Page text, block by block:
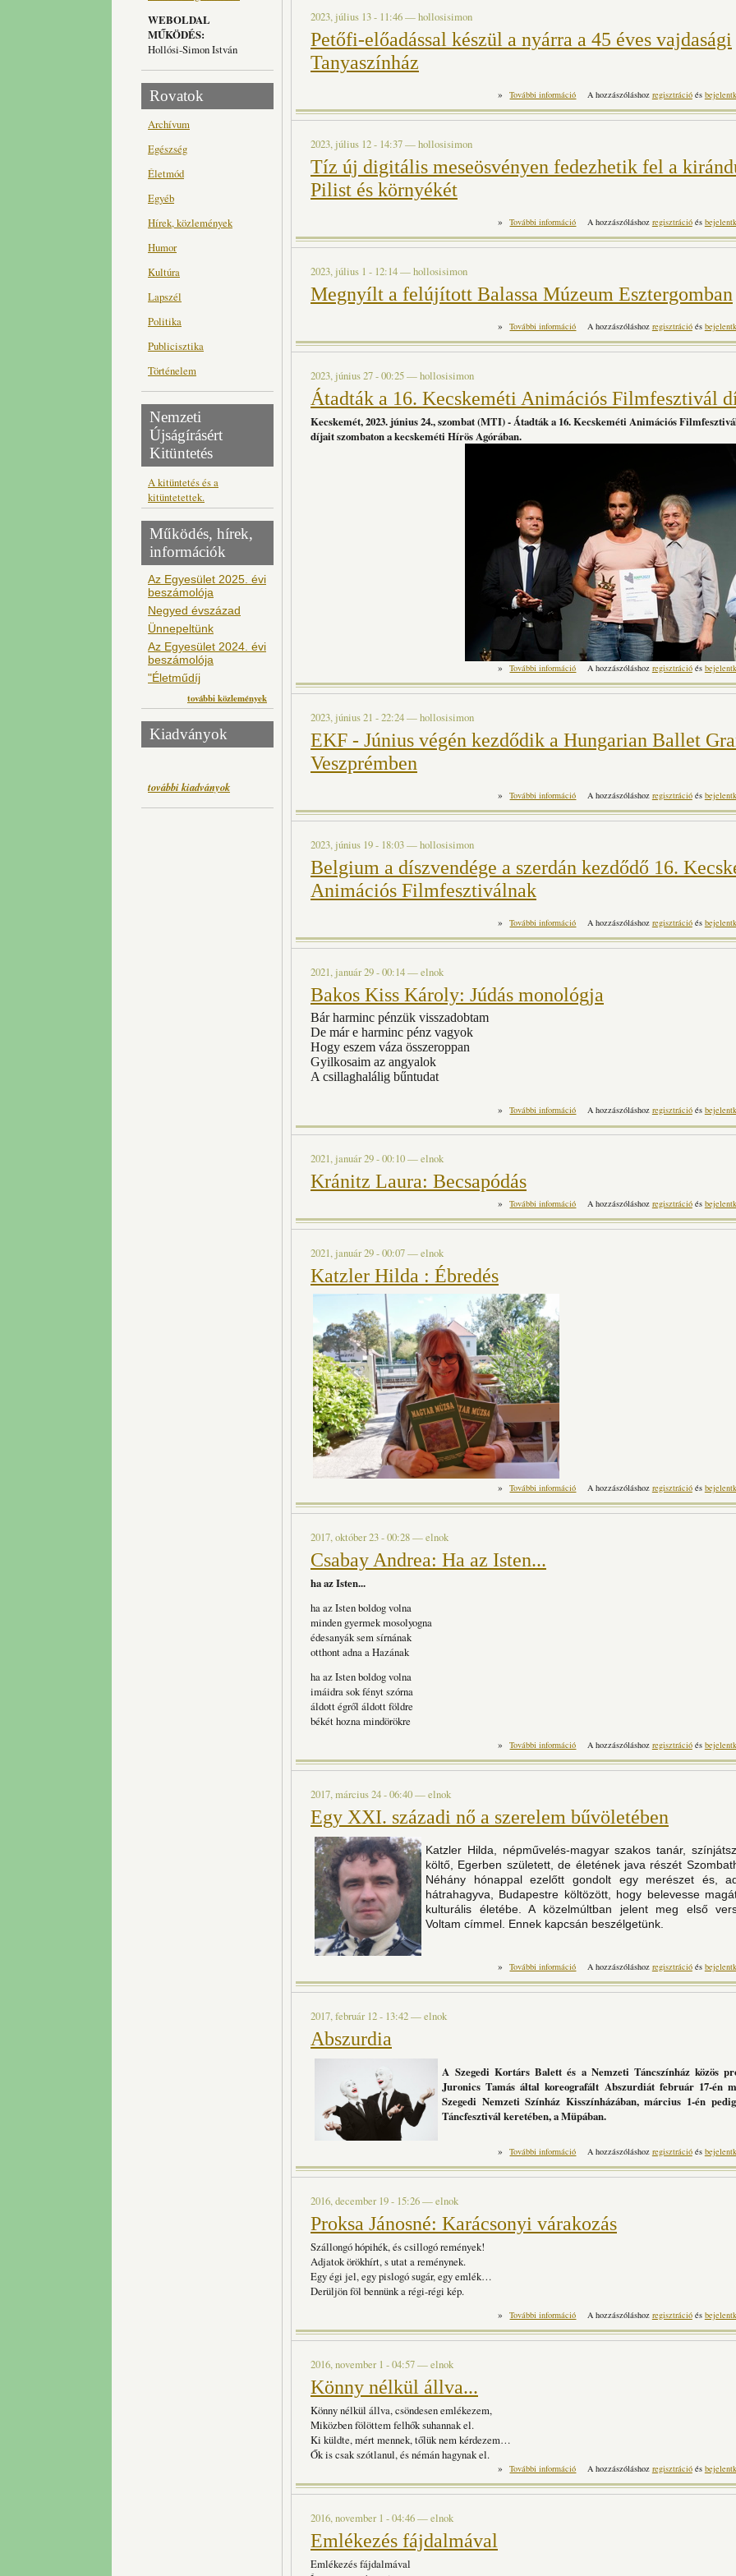
WEBOLDAL
MŰKÖDÉS:
Hollósi-Simon István
Rovatok
Archívum
Egészség
Életmód
Egyéb
Hírek, közlemények
Humor
Kultúra
Lapszél
Politika
Publicisztika
Történelem
Nemzeti
Újságírásért
Kitüntetés
A kitüntetés és a
kitüntetettek.
Működés, hírek,
információk
Az Egyesület 2025. évi
beszámolója
Negyed évszázad
Ünnepeltünk
Az Egyesület 2024. évi
beszámolója
"Életműdíj
további közlemények
Kiadványok
további kiadványok
2023, július 13 - 11:46—hollosisimon
Petőfi-előadással készül a nyárra a 45 éves vajdasági
Tanyaszínház
» További információ
Petőfi-előadással készül a nyárra a 45
A hozzászóláshoz regisztrációés
2023, július 12 - 14:37—hollosisimon
Tíz új digitális meseösvényen fedezhetik fel a
Pilist és környékét
» További információ
Tíz új digitális meseösvényen fedezhetik
A hozzászóláshoz regisztrációés
2023, július 1 - 12:14—hollosisimon
Megnyílt a felújított Balassa Múzeum Esztergomban
» További információ
Megnyílt a felújított Balassa Múzeum
A hozzászóláshoz regisztrációés
2023, június 27 - 00:25—hollosisimon
Átadták a 16. Kecskeméti Animációs Filmfesztivál
Kecskemét, 2023. június 24., szombat (MTI) - Átadták a 16. Kecskeméti Animációs
díjait szombaton a kecskeméti Hírös Agórában.
» További információ
Átadták a 16. Kecskeméti Animációs
A hozzászóláshoz regisztrációés
2023, június 21 - 22:24—hollosisimon
EKF - Június végén kezdődik a Hungarian Ballet
Veszprémben
» További információ
EKF - Június végén kezdődik a
A hozzászóláshoz regisztrációés
2023, június 19 - 18:03—hollosisimon
Belgium a díszvendége a szerdán kezdődő 16.
Animációs Filmfesztiválnak
» További információ
Belgium a díszvendége a szerdán kezdődő
A hozzászóláshoz regisztrációés
2021, január 29 - 00:14—elnok
Bakos Kiss Károly: Júdás monológja
Bár harminc pénzük visszadobtam
De már e harminc pénz vagyok
Hogy eszem váza összeroppan
Gyilkosaim az angyalok
A csillaghalálig bűntudat
» További információ Bakos Kiss Károly: Júdás monológja
A hozzászóláshoz regisztrációés
2021, január 29 - 00:10—elnok
Kránitz Laura: Becsapódás
» További információ Kránitz Laura: Becsapódás tartalommal
A hozzászóláshoz regisztrációés
2021, január 29 - 00:07—elnok
Katzler Hilda : Ébredés
» További információ Katzler Hilda : Ébredés tartalommal
A hozzászóláshoz regisztrációés
2017, október 23 - 00:28—elnok
Csabay Andrea: Ha az Isten...
ha az Isten...
ha az Isten boldog volna
minden gyermek mosolyogna
édesanyák sem sírnának
otthont adna a Hazának
ha az Isten boldog volna
imáidra sok fényt szórna
áldott égről áldott földre
békét hozna mindörökre
» További információ Csabay Andrea: Ha az Isten... tartalommal
A hozzászóláshoz regisztrációés
2017, március 24 - 06:40—elnok
Egy XXI. századi nő a szerelem bűvöletében
Katzler Hilda, népművelés-magyar szakos tanár,
költő, Egerben született, de életének java részét
Néhány hónappal ezelőtt gondolt egy merészet és,
hátrahagyva, Budapestre költözött, hogy belevesse
kulturális életébe. A közelmúltban jelent meg első
Voltam címmel. Ennek kapcsán beszélgetünk.
» További információ
Egy XXI. századi nő a szerelem
A hozzászóláshoz regisztrációés
2017, február 12 - 13:42—elnok
Abszurdia
A Szegedi Kortárs Balett és a Nemzeti Táncszínház közös
Juronics Tamás által koreografált Abszurdiát február 17-én
Szegedi Nemzeti Színház Kisszínházában, március 1-én
Táncfesztivál keretében, a Müpában.
» További információ Abszurdia tartalommal kapcsolatosan
A hozzászóláshoz regisztrációés
2016, december 19 - 15:26—elnok
Proksa Jánosné: Karácsonyi várakozás
Szállongó hópihék, és csillogó remények!
Adjatok örökhírt, s utat a reménynek.
Egy égi jel, egy pislogó sugár, egy emlék…
Derüljön föl bennünk a régi-régi kép.
» További információ Proksa Jánosné: Karácsonyi várakozás
A hozzászóláshoz regisztrációés
2016, november 1 - 04:57—elnok
Könny nélkül állva...
Könny nélkül állva, csöndesen emlékezem,
Miközben fölöttem felhők suhannak el.
Ki küldte, mért mennek, tőlük nem kérdezem…
Ők is csak szótlanul, és némán hagynak el.
» További információ Könny nélkül állva... tartalommal
A hozzászóláshoz regisztrációés
2016, november 1 - 04:46—elnok
Emlékezés fájdalmával
Emlékezés fájdalmával